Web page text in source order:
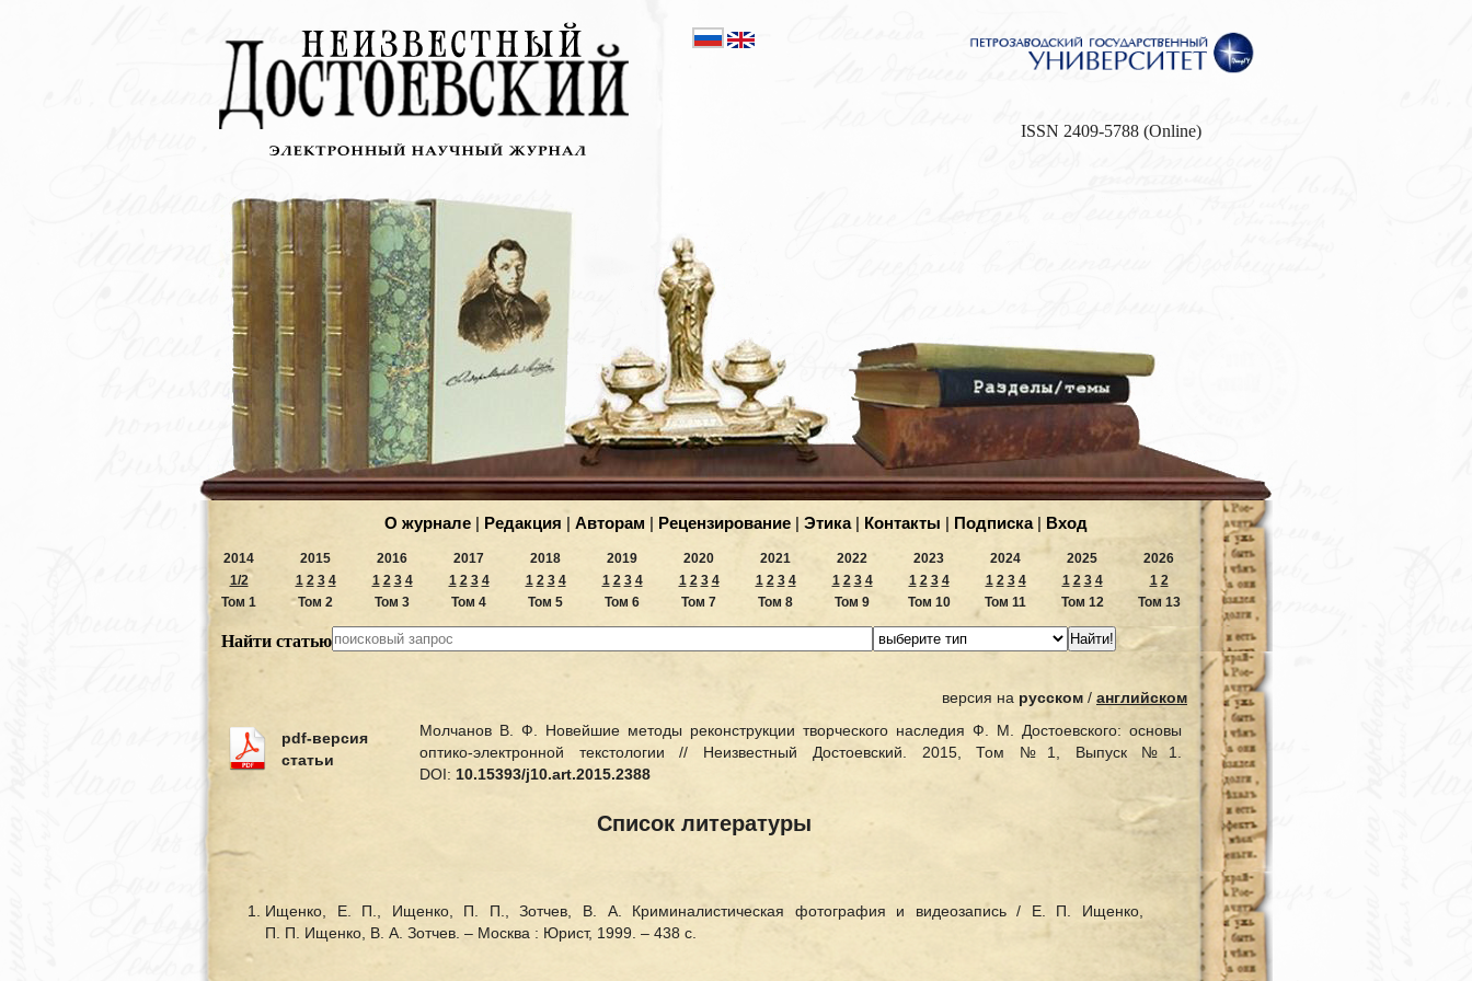
ISSN 2409-5788 (Online)
О журнале | Редакция | Авторам | Рецензирование | Этика | Контакты | Подпиcка | Вход
2014
1/2
Том 1
2015
1 2 3 4
Том 2
2016
1 2 3 4
Том 3
2017
1 2 3 4
Том 4
2018
1 2 3 4
Том 5
2019
1 2 3 4
Том 6
2020
1 2 3 4
Том 7
2021
1 2 3 4
Том 8
2022
1 2 3 4
Том 9
2023
1 2 3 4
Том 10
2024
1 2 3 4
Том 11
2025
1 2 3 4
Том 12
2026
1 2
Том 13
Найти статью
версия на русском / английском
pdf-версия
статьи
Молчанов В. Ф. Новейшие методы реконструкции творческого наследия Ф. М. Достоевского: основы
оптико-электронной текстологии // Неизвестный Достоевский. 2015, Том №1, Выпуск №1.
DOI: 10.15393/j10.art.2015.2388
Список литературы
Ищенко, Е. П., Ищенко, П. П., Зотчев, В. А. Криминалистическая фотография и видеозапись / Е. П. Ищенко,
П. П. Ищенко, В. А. Зотчев. – Москва : Юрист, 1999. – 438 с.